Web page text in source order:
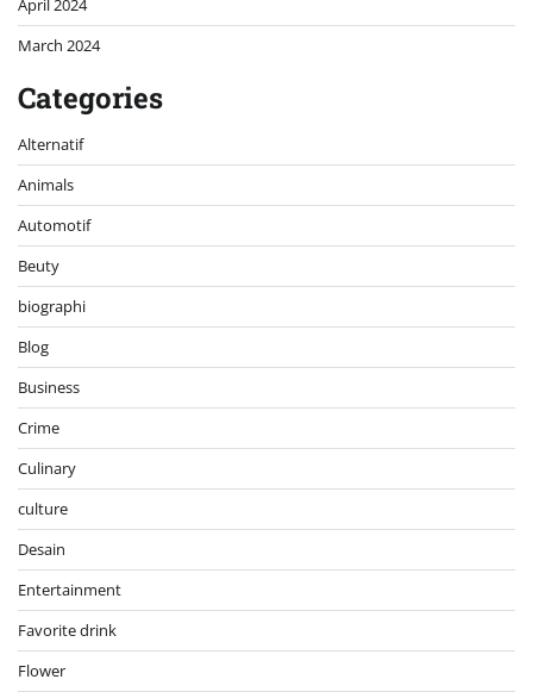
April 2024
March 2024
Categories
Alternatif
Animals
Automotif
Beuty
biographi
Blog
Business
Crime
Culinary
culture
Desain
Entertainment
Favorite drink
Flower